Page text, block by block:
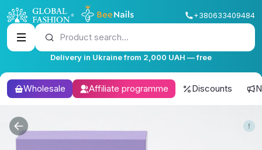
+380633409484
Product search...
Delivery in Ukraine from 2,000 UAH — free
Wholesale Affiliate programme Discounts